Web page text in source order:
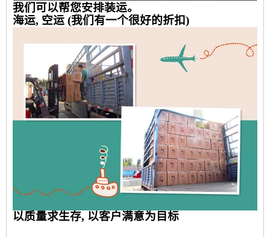
我们可以帮您安排装运。
海运, 空运 (我们有一个很好的折扣)
以质量求生存, 以客户满意为目标